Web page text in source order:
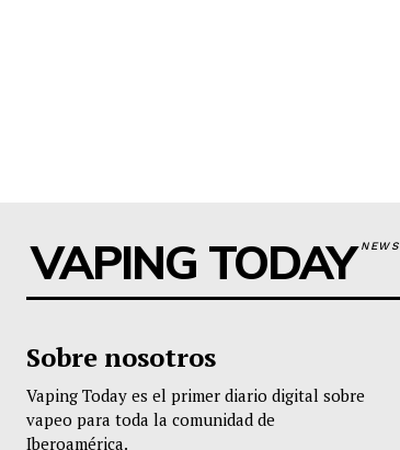
VAPING TODAYNEWS
Sobre nosotros
Vaping Today es el primer diario digital sobre
vapeo para toda la comunidad de
Iberoamérica.